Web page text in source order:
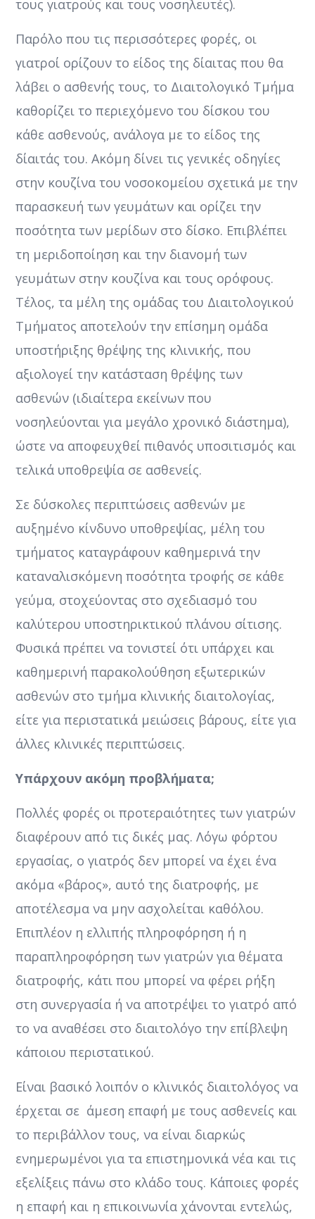
τους γιατρούς και τους νοσηλευτές).
Παρόλο που τις περισσότερες φορές, οι
γιατροί ορίζουν το είδος της δίαιτας που θα
λάβει ο ασθενής τους, το Διαιτολογικό Τμήμα
καθορίζει το περιεχόμενο του δίσκου του
κάθε ασθενούς, ανάλογα με το είδος της
δίαιτάς του. Ακόμη δίνει τις γενικές οδηγίες
στην κουζίνα του νοσοκομείου σχετικά με την
παρασκευή των γευμάτων και ορίζει την
ποσότητα των μερίδων στο δίσκο. Επιβλέπει
τη μεριδοποίηση και την διανομή των
γευμάτων στην κουζίνα και τους ορόφους.
Τέλος, τα μέλη της ομάδας του Διαιτολογικού
Τμήματος αποτελούν την επίσημη ομάδα
υποστήριξης θρέψης της κλινικής, που
αξιολογεί την κατάσταση θρέψης των
ασθενών (ιδιαίτερα εκείνων που
νοσηλεύονται για μεγάλο χρονικό διάστημα),
ώστε να αποφευχθεί πιθανός υποσιτισμός και
τελικά υποθρεψία σε ασθενείς.
Σε δύσκολες περιπτώσεις ασθενών με
αυξημένο κίνδυνο υποθρεψίας, μέλη του
τμήματος καταγράφουν καθημερινά την
καταναλισκόμενη ποσότητα τροφής σε κάθε
γεύμα, στοχεύοντας στο σχεδιασμό του
καλύτερου υποστηρικτικού πλάνου σίτισης.
Φυσικά πρέπει να τονιστεί ότι υπάρχει και
καθημερινή παρακολούθηση εξωτερικών
ασθενών στο τμήμα κλινικής διαιτολογίας,
είτε για περιστατικά μειώσεις βάρους, είτε για
άλλες κλινικές περιπτώσεις.
Υπάρχουν ακόμη προβλήματα;
Πολλές φορές οι προτεραιότητες των γιατρών
διαφέρουν από τις δικές μας. Λόγω φόρτου
εργασίας, ο γιατρός δεν μπορεί να έχει ένα
ακόμα «βάρος», αυτό της διατροφής, με
αποτέλεσμα να μην ασχολείται καθόλου.
Επιπλέον η ελλιπής πληροφόρηση ή η
παραπληροφόρηση των γιατρών για θέματα
διατροφής, κάτι που μπορεί να φέρει ρήξη
στη συνεργασία ή να αποτρέψει το γιατρό από
το να αναθέσει στο διαιτολόγο την επίβλεψη
κάποιου περιστατικού.
Είναι βασικό λοιπόν ο κλινικός διαιτολόγος να
έρχεται σε άμεση επαφή με τους ασθενείς και
το περιβάλλον τους, να είναι διαρκώς
ενημερωμένοι για τα επιστημονικά νέα και τις
εξελίξεις πάνω στο κλάδο τους. Κάποιες φορές
η επαφή και η επικοινωνία χάνονται εντελώς,